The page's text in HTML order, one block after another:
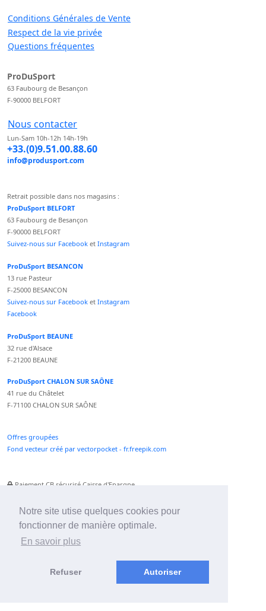
Notre site utise quelques cookies pour
fonctionner de manière optimale.
En savoir plus
Refuser Autoriser
Conditions Générales de Vente
Respect de la vie privée
Questions fréquentes
ProDuSport
63 Faubourg de Besançon
F-90000 BELFORT
Nous contacter
Lun-Sam 10h-12h 14h-19h
+33.(0)9.51.00.88.60
info@produsport.com
Retrait possible dans nos magasins :
ProDuSport BELFORT
63 Faubourg de Besançon
F-90000 BELFORT
Suivez-nous sur Facebook et Instagram
ProDuSport BESANCON
13 rue Pasteur
F-25000 BESANCON
Suivez-nous sur Facebook et Instagram
Facebook
ProDuSport BEAUNE
32 rue d'Alsace
F-21200 BEAUNE
ProDuSport CHALON SUR SAÔNE
41 rue du Châtelet
F-71100 CHALON SUR SAÔNE
Offres groupées
Fond vecteur créé par vectorpocket - fr.freepik.com
Paiement CB sécurisé Caisse d'Epargne
Paiement Paypal accepté